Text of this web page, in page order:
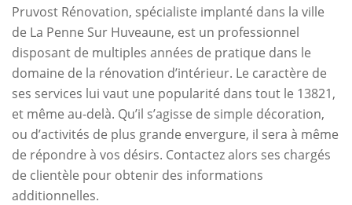
Pruvost Rénovation, spécialiste implanté dans la ville
de La Penne Sur Huveaune, est un professionnel
disposant de multiples années de pratique dans le
domaine de la rénovation d’intérieur. Le caractère de
ses services lui vaut une popularité dans tout le 13821,
et même au-delà. Qu’il s’agisse de simple décoration,
ou d’activités de plus grande envergure, il sera à même
de répondre à vos désirs. Contactez alors ses chargés
de clientèle pour obtenir des informations
additionnelles.